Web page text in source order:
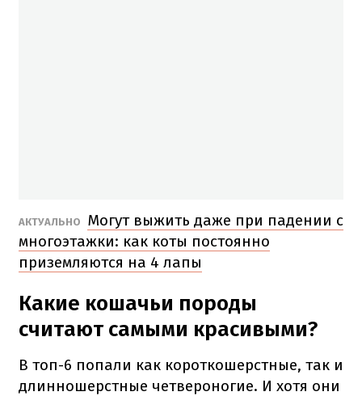
АКТУАЛЬНО
Могут выжить даже при падении с
многоэтажки: как коты постоянно
приземляются на 4 лапы
Какие кошачьи породы
считают самыми красивыми?
В топ-6 попали как короткошерстные, так и
длинношерстные четвероногие. И хотя они